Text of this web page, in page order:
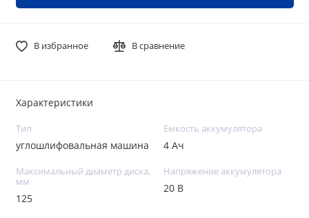
В избранное В сравнение
Характеристики
Тип
углошлифовальная машина
Емкость аккумулятора
4 Ач
Максимальный диаметр диска,
мм
125
Напряжение аккумулятора
20 В